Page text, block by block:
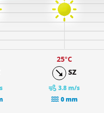
25°C
SZ
3.8 m/s
0 mm